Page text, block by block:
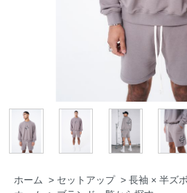
ホーム > セットアップ > 長袖 × 半ズ